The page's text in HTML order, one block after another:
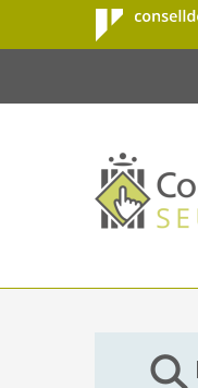
Salta al contingut principal